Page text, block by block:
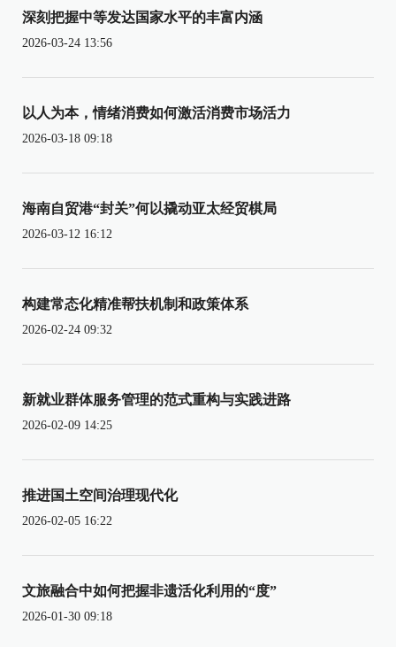
深刻把握中等发达国家水平的丰富内涵
2026-03-24 13:56
以人为本，情绪消费如何激活消费市场活力
2026-03-18 09:18
海南自贸港“封关”何以撬动亚太经贸棋局
2026-03-12 16:12
构建常态化精准帮扶机制和政策体系
2026-02-24 09:32
新就业群体服务管理的范式重构与实践进路
2026-02-09 14:25
推进国土空间治理现代化
2026-02-05 16:22
文旅融合中如何把握非遗活化利用的“度”
2026-01-30 09:18